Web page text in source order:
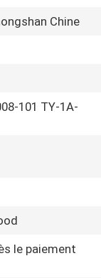
Chine
101 TY-1A-
le paiement